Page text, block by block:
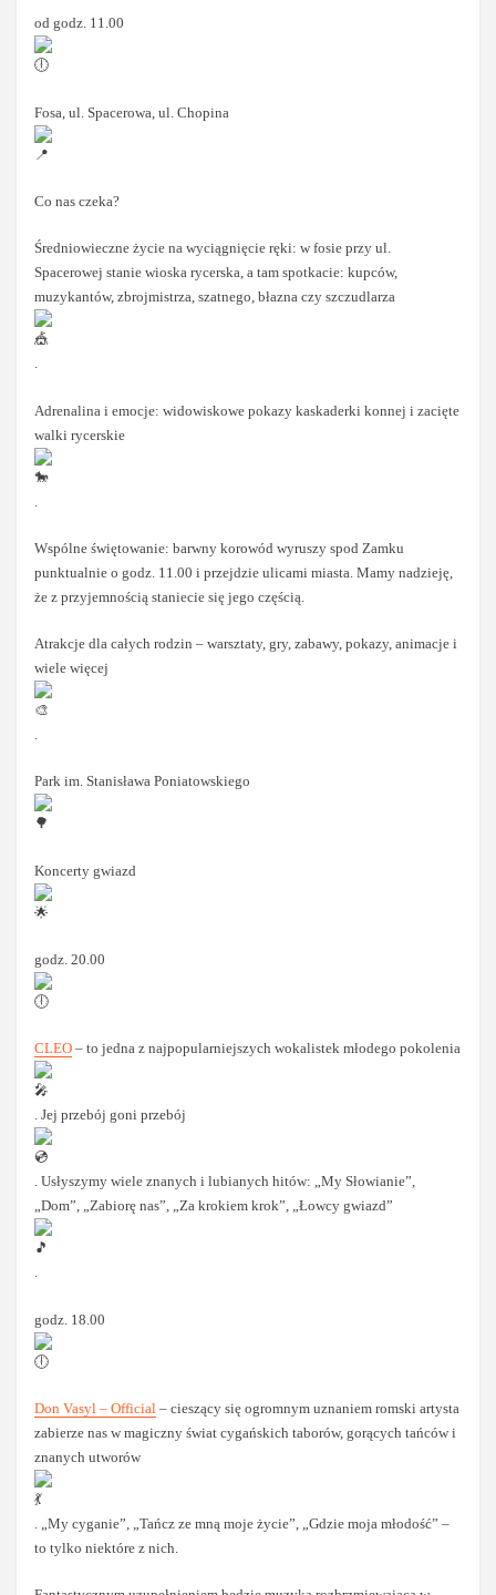
od godz. 11.00
Fosa, ul. Spacerowa, ul. Chopina
Co nas czeka?
Średniowieczne życie na wyciągnięcie ręki: w fosie przy ul.
Spacerowej stanie wioska rycerska, a tam spotkacie: kupców,
muzykantów, zbrojmistrza, szatnego, błazna czy szczudlarza
.
Adrenalina i emocje: widowiskowe pokazy kaskaderki konnej i zacięte
walki rycerskie
Wspólne świętowanie: barwny korowód wyruszy spod Zamku
punktualnie o godz. 11.00 i przejdzie ulicami miasta. Mamy nadzieję,
że z przyjemnością staniecie się jego częścią.
Atrakcje dla całych rodzin – warsztaty, gry, zabawy, pokazy, animacje i
wiele więcej
.
Park im. Stanisława Poniatowskiego
Koncerty gwiazd
godz. 20.00
CLEO – to jedna z najpopularniejszych wokalistek młodego pokolenia
. Jej przebój goni przebój
. Usłyszymy wiele znanych i lubianych hitów: „My Słowianie”,
„Dom”, „Zabiorę nas”, „Za krokiem krok”, „Łowcy gwiazd”
.
godz. 18.00
Don Vasyl – Official – cieszący się ogromnym uznaniem romski artysta
zabierze nas w magiczny świat cygańskich taborów, gorących tańców i
znanych utworów
. „My cyganie”, „Tańcz ze mną moje życie”, „Gdzie moja młodość” –
to tylko niektóre z nich.